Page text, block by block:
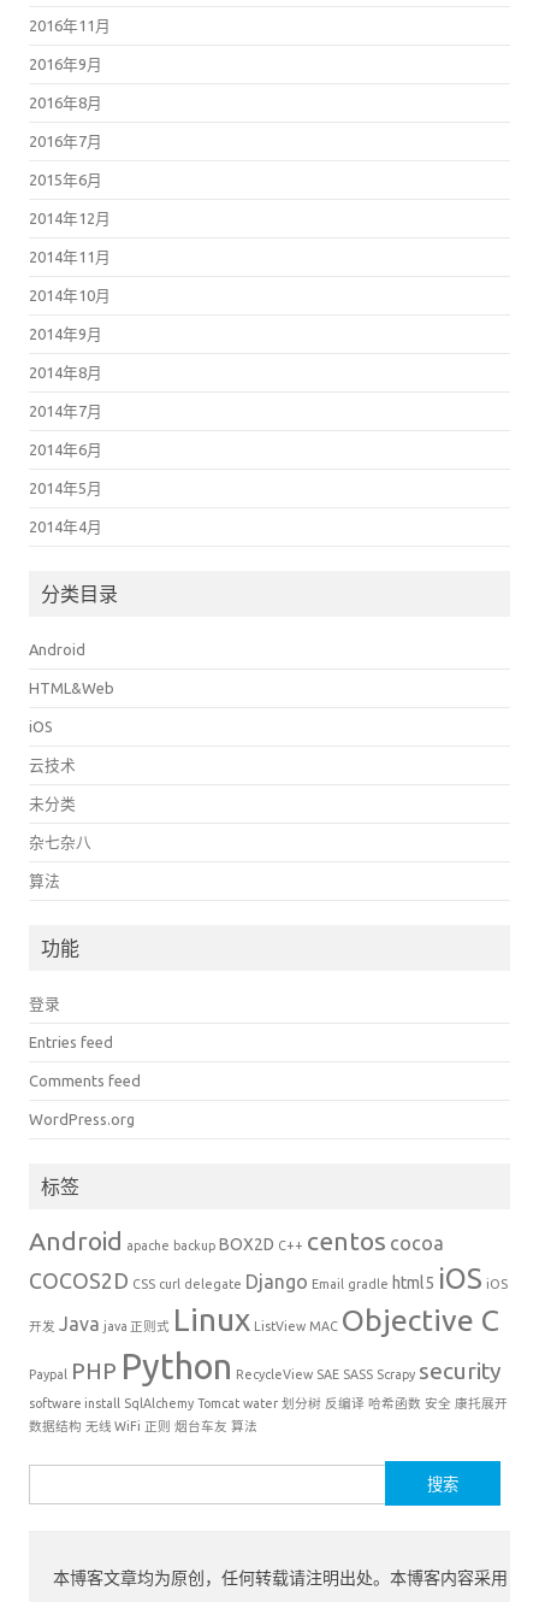
2016年11月
2016年9月
2016年8月
2016年7月
2015年6月
2014年12月
2014年11月
2014年10月
2014年9月
2014年8月
2014年7月
2014年6月
2014年5月
2014年4月
分类目录
Android
HTML&Web
iOS
云技术
未分类
杂七杂八
算法
功能
登录
Entries feed
Comments feed
WordPress.org
标签
Android apache backup BOX2D C++ centos cocoa
COCOS2D CSS curl delegate Django Email gradle html5 iOS iOS
开发 Java java 正则式 Linux ListView MAC Objective C
Paypal PHP Python RecycleView SAE SASS Scrapy security
software install SqlAlchemy Tomcat water 划分树 反编译 哈希函数 安全 康托展开
数据结构 无线 WiFi 正则 烟台车友 算法
索：
本博客文章均为原创，任何转载请注明出处。本博客内容采用